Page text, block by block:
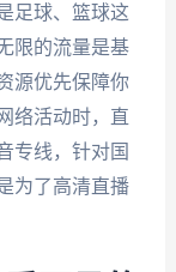
足球、篮球这
限的流量是基
源优先保障你
络活动时，直
专线，针对国
为了高清直播